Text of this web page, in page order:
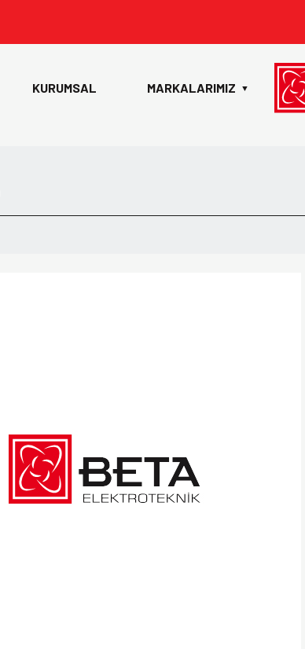
KURUMSAL MARKALARIMIZ ▼